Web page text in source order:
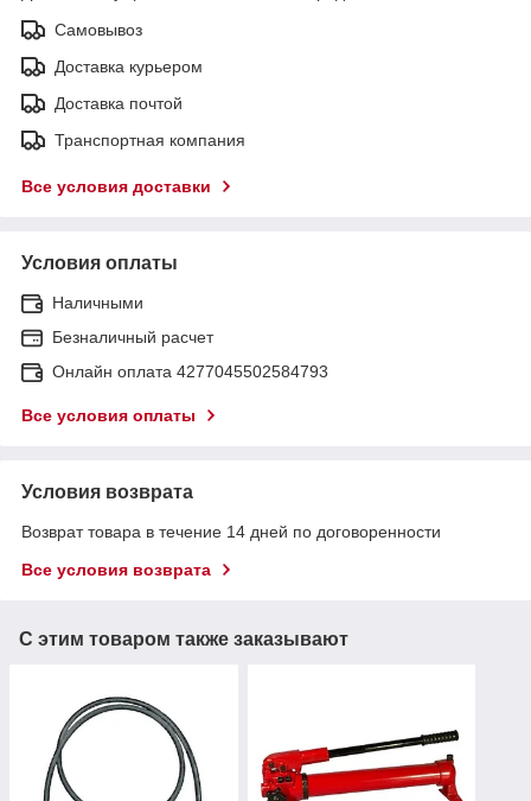
Самовывоз
Доставка курьером
Доставка почтой
Транспортная компания
Все условия доставки
Условия оплаты
Наличными
Безналичный расчет
Онлайн оплата 4277045502584793
Все условия оплаты
Условия возврата
Возврат товара в течение 14 дней по договоренности
Все условия возврата
С этим товаром также заказывают